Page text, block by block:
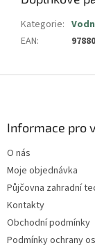
Kategorie:
EAN:
Informace pro
O nás
Moje objednávka
Půjčovna zahradní
Kontakty
Obchodní podmínky
Podmínky ochrany